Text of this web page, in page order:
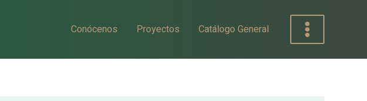
Conócenos Proyectos Catálogo General